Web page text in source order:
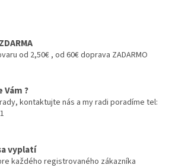
od 2,50€ , od 60€ doprava ZADARMO
Vám ?
kontaktujte nás a my radi poradíme tel:
vyplatí
každého registrovaného zákazníka